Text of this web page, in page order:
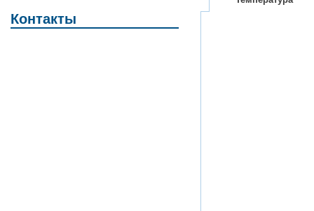
Контакты